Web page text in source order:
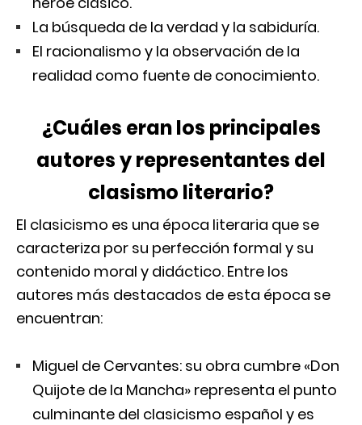
La búsqueda de la verdad y la sabiduría.
El racionalismo y la observación de la
realidad como fuente de conocimiento.
¿Cuáles eran los principales
autores y representantes del
clasismo literario?
El clasicismo es una época literaria que se
caracteriza por su perfección formal y su
contenido moral y didáctico. Entre los
autores más destacados de esta época se
encuentran:
Miguel de Cervantes: su obra cumbre «Don
Quijote de la Mancha» representa el punto
culminante del clasicismo español y es